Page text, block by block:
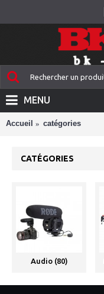
MENU
Accueil catégories
CATÉGORIES
Audio (80)